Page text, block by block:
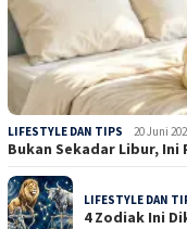
LIFESTYLE DAN TIPS 20 Juni
Bukan Sekadar Libur,
LIFESTYLE DAN
4 Zodiak Ini